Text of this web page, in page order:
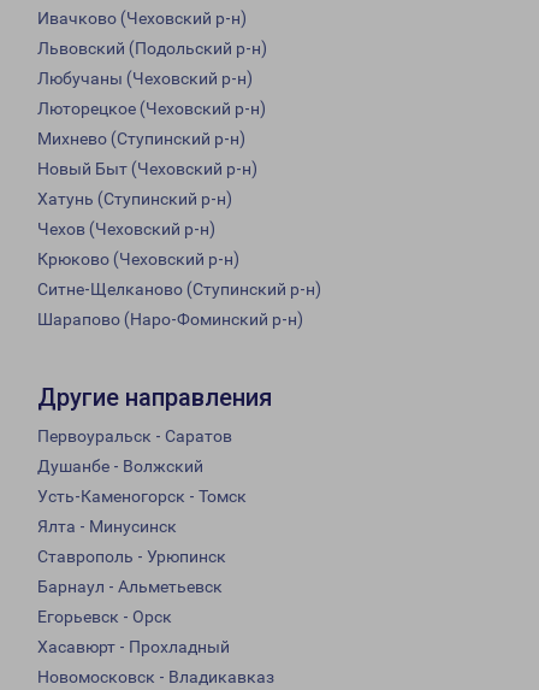
Ивачково (Чеховский р-н)
Львовский (Подольский р-н)
Любучаны (Чеховский р-н)
Люторецкое (Чеховский р-н)
Михнево (Ступинский р-н)
Новый Быт (Чеховский р-н)
Хатунь (Ступинский р-н)
Чехов (Чеховский р-н)
Крюково (Чеховский р-н)
Ситне-Щелканово (Ступинский р-н)
Шарапово (Наро-Фоминский р-н)
Другие направления
Первоуральск - Саратов
Душанбе - Волжский
Усть-Каменогорск - Томск
Ялта - Минусинск
Ставрополь - Урюпинск
Барнаул - Альметьевск
Егорьевск - Орск
Хасавюрт - Прохладный
Новомосковск - Владикавказ